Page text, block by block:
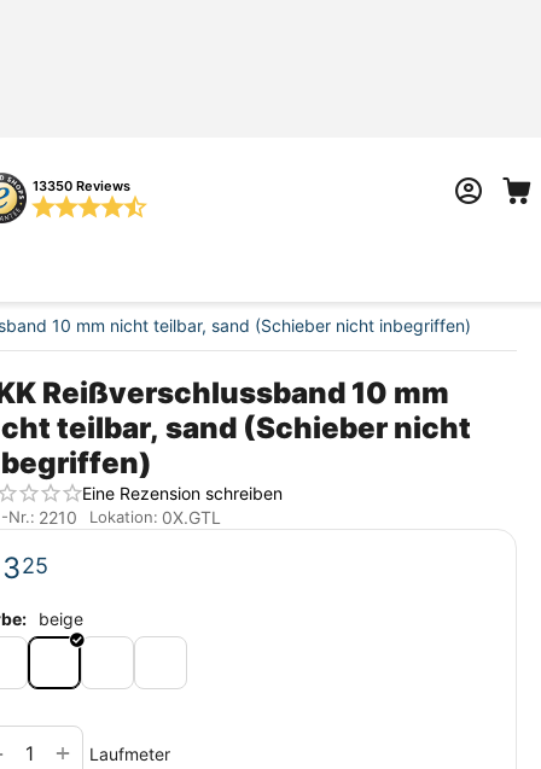
13350 Reviews
10 mm nicht teilbar, sand (Schieber nicht inbegriffen)
Reißverschlussband 10 mm
teilbar, sand (Schieber nicht
Eine Rezension schreiben
Nr.: 2210 Lokation: 0X.GTL
325
beige
+ Laufmeter